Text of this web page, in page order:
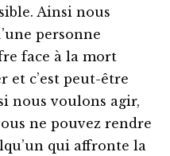
Ainsi nous
personne
face à la mort
et c’est peut-être
nous voulons agir,
ne pouvez rendre
qui affronte la